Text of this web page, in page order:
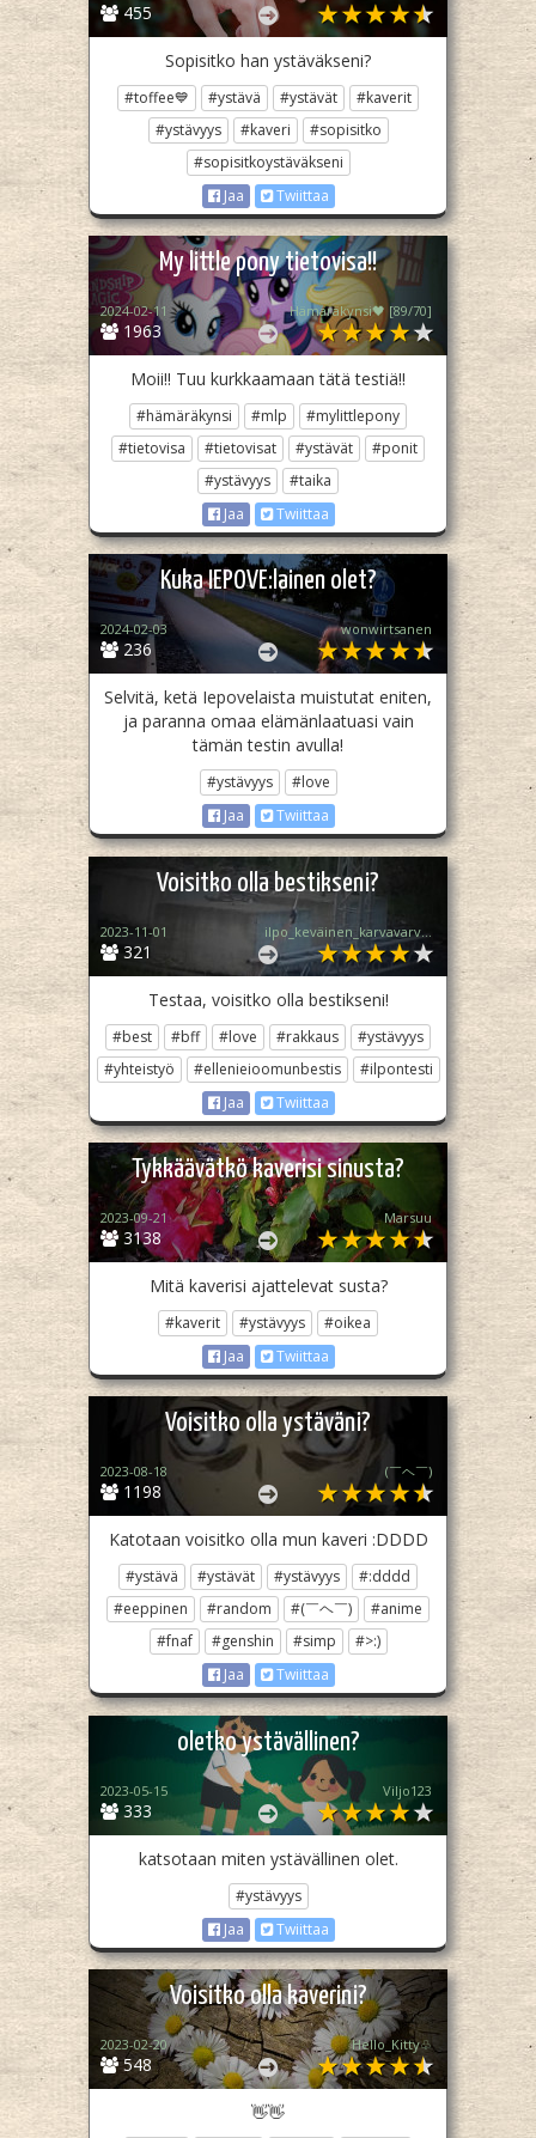
455
Sopisitko han ystäväkseni?
#toffee💙 #ystävä #ystävät
#kaverit
#ystävyys
#kaveri
#sopisitko
#sopisitkoystäväkseni
Jaa
Twiittaa
My little pony tietovisa!!
1963
2024-02-11 Hämäräkynsi🖤 [89/70]
Moii!! Tuu kurkkaamaan tätä testiä!!
#hämäräkynsi #mlp
#mylittlepony
#tietovisa
#tietovisat #ystävät
#ponit
#ystävyys
#taika
Jaa
Twiittaa
Kuka IEPOVE:lainen olet?
236
2024-02-03 wonwirtsanen
Selvitä, ketä Iepovelaista muistutat eniten,
ja paranna omaa elämänlaatuasi vain
tämän testin avulla!
#ystävyys
#love
Jaa
Twiittaa
Voisitko olla bestikseni?
321
2023-11-01 ilpo_keväinen_karvavarvas
Testaa, voisitko olla bestikseni!
#best #bff #love #rakkaus
#ystävyys
#yhteistyö
#ellenieioomunbestis
#ilpontesti
Jaa
Twiittaa
Tykkäävätkö kaverisi sinusta?
3138
2023-09-21 Marsuu
Mitä kaverisi ajattelevat susta?
#kaverit #ystävyys
#oikea
Jaa
Twiittaa
Voisitko olla ystäväni?
1198
2023-08-18 (⁠￣⁠ヘ⁠￣)
Katotaan voisitko olla mun kaveri :DDDD
#ystävä #ystävät #ystävyys
#:dddd
#eeppinen
#random #(⁠￣⁠ヘ⁠￣)
#anime
#fnaf
#genshin #simp
#>:)
Jaa
Twiittaa
oletko ystävällinen?
333
2023-05-15 Viljo123
katsotaan miten ystävällinen olet.
#ystävyys
Jaa
Twiittaa
Voisitko olla kaverini?
548
2023-02-20 Hello_Kitty♧
👋👋